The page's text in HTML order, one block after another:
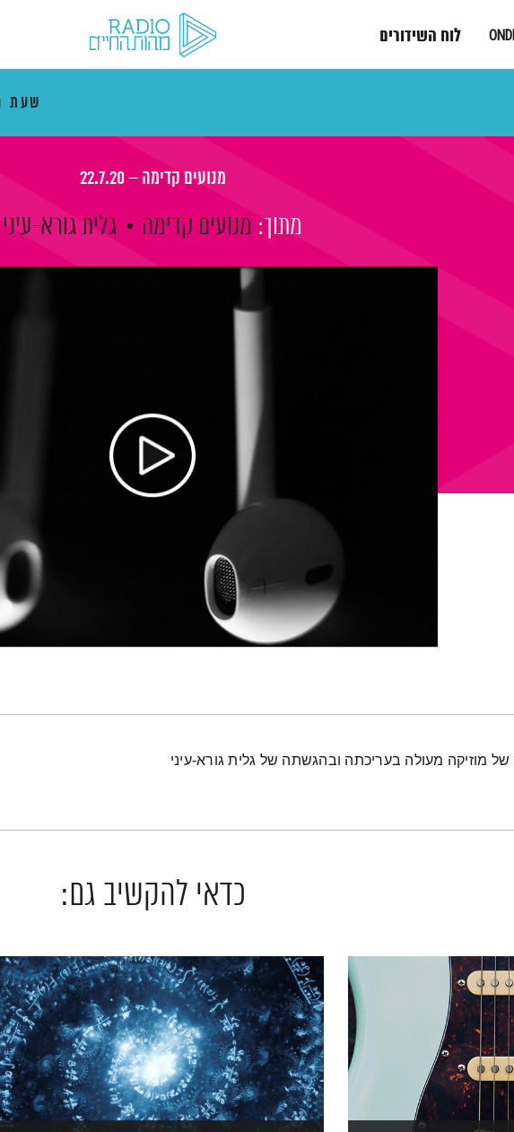
לוח השידורים
שעת
מנועים קדימה – 22.7.20
מתוך: מנועים קדימה גלית גורא-עיני
מוזיקה מעולה בעריכתה ובהגשתה של גלית גורא-עיני
כדאי להקשיב גם: